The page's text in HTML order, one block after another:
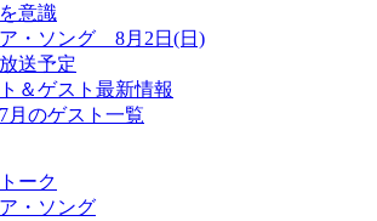
意識
・ソング 8月2日(日)
送予定
＆ゲスト最新情報
月のゲスト一覧
ーク
・ソング